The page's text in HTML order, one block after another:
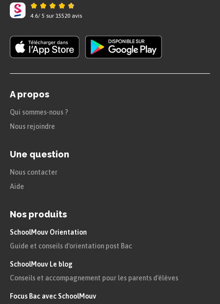
Chapitre 2
Winston est dérangé par ses voisins, les Parsons,
des gens extrêmement conditionnés aux idées du
Parti. En effet, le fils a déjà dénoncé son père
s’inquiète que le simple fait de formuler des
n’entraîne pas la mort. Le crime de penser est la
mort »
Chapitre 3
Winston se remémore son enfance dans les
vécue ne correspond pas a celui raconté par le
Le travail de Winston est de réécrire des articles
de journaux afin de correspondre aux idéaux du
Parti. Il supprime ainsi des héros tombés en
papiers sont détruits dans des incinérateurs, les
« Trous de Mémoire »
Chapitre 5
4.6/ 5 sur 15520 avis
A propos
Qui sommes-nous ?
Nous rejoindre
Une question
Nous contacter
Aide
Nos produits
SchoolMouv Orientation
Guide et conseils d'orientation post Bac
SchoolMouv Le blog
Conseils et accompagnement pour les parents d'élèves
Focus Bac avec SchoolMouv